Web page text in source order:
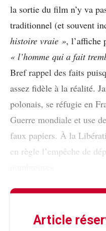
la sortie du film n’y va
traditionnel (et souvent
histoire vraie », l’affiche
« l’homme qui a fait
Bref rappel des faits
assez fidèle à la réalité.
polonais, se réfugie en
Guerre mondiale et use
faux papiers. À la
en règle l’empêche de
Article